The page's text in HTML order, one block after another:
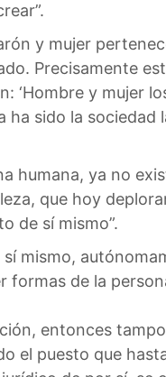
y mujer
Precisamente
y mujer
sido la
humana, ya no
que hoy
de sí mismo”.
mismo,
formas de la
entonces
el puesto que